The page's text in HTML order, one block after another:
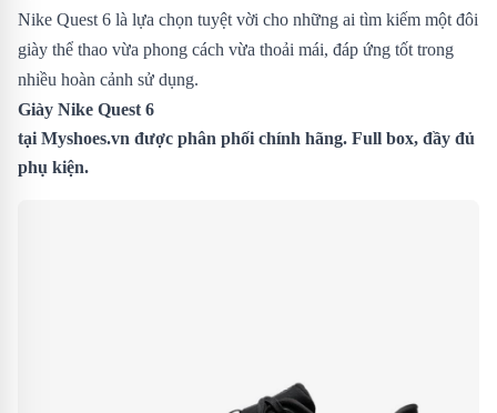
Nike Quest 6 là lựa chọn tuyệt vời cho những ai tìm kiếm một đôi
giày thể thao vừa phong cách vừa thoải mái, đáp ứng tốt trong
nhiều hoàn cảnh sử dụng.
Giày Nike Quest 6
tại Myshoes.vn được phân phối chính hãng. Full box, đầy đủ
phụ kiện.